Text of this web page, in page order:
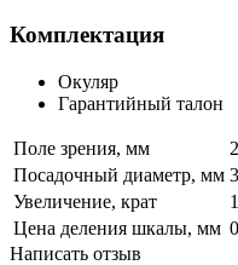
Комплектация
Окуляр
Гарантийный талон
Поле зрения, мм
Посадочный диаметр, мм
Увеличение, крат
Цена деления шкалы, мм
Написать отзыв